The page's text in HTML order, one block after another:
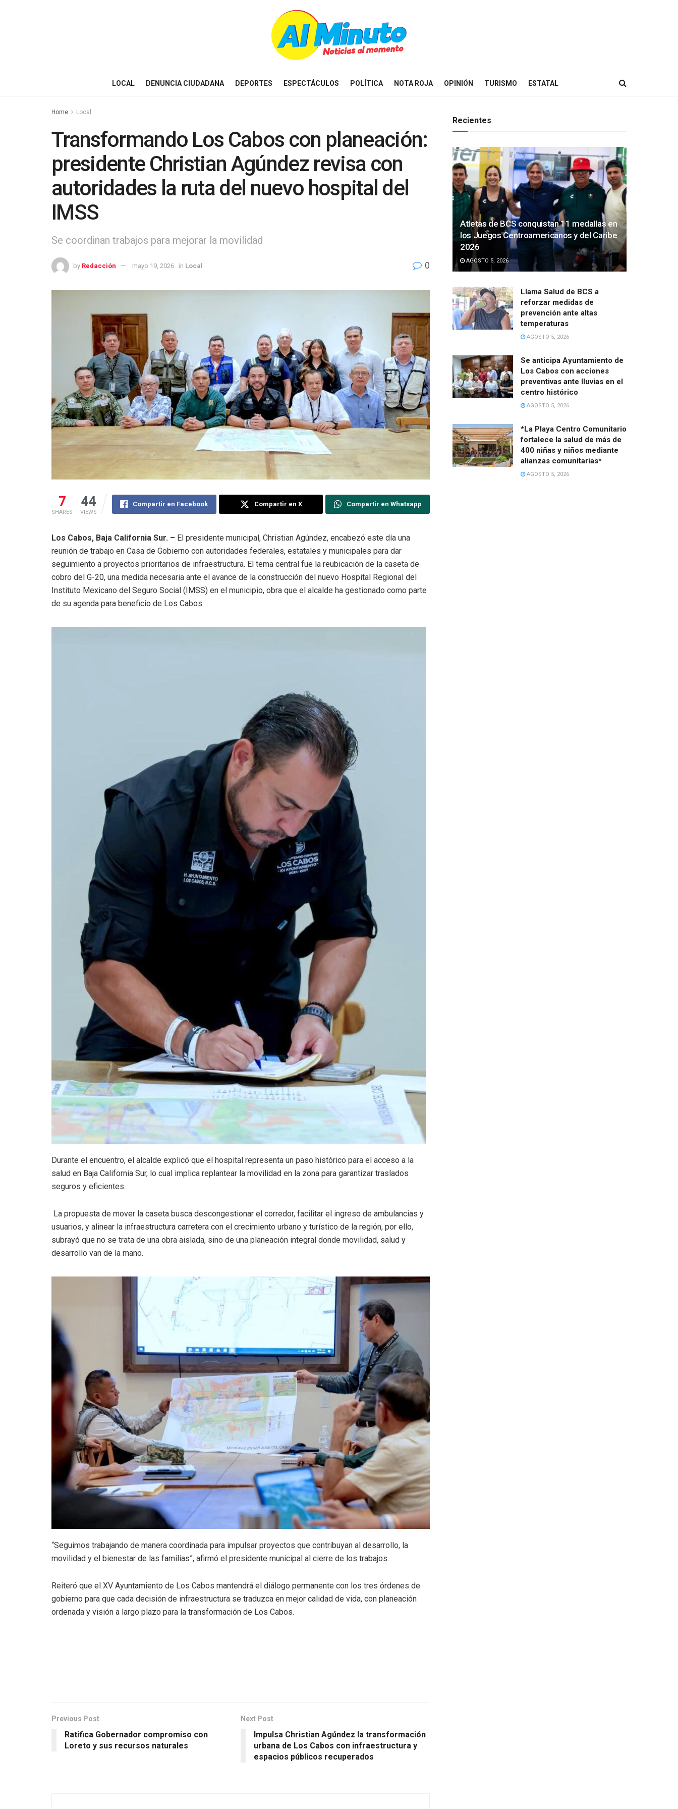
LOCAL DENUNCIA CIUDADANA DEPORTES ESPECTÁCULOS POLÍTICA NOTA ROJA OPINIÓN TURISMO ESTATAL
Home Local
Transformando Los Cabos con planeación:
presidente Christian Agúndez revisa con
autoridades la ruta del nuevo hospital del
IMSS
Se coordinan trabajos para mejorar la movilidad
by Redacción mayo 19, 2026 in Local 0
7
SHARES
44
VIEWS
Compartir en Facebook Compartir en X Compartir en Whatsapp
Los Cabos, Baja California Sur. – El presidente municipal, Christian Agúndez, encabezó este día una
reunión de trabajo en Casa de Gobierno con autoridades federales, estatales y municipales para dar
seguimiento a proyectos prioritarios de infraestructura. El tema central fue la reubicación de la caseta de
cobro del G-20, una medida necesaria ante el avance de la construcción del nuevo Hospital Regional del
Instituto Mexicano del Seguro Social (IMSS) en el municipio, obra que el alcalde ha gestionado como parte
de su agenda para beneficio de Los Cabos.
Durante el encuentro, el alcalde explicó que el hospital representa un paso histórico para el acceso a la
salud en Baja California Sur, lo cual implica replantear la movilidad en la zona para garantizar traslados
seguros y eficientes.
La propuesta de mover la caseta busca descongestionar el corredor, facilitar el ingreso de ambulancias y
usuarios, y alinear la infraestructura carretera con el crecimiento urbano y turístico de la región, por ello,
subrayó que no se trata de una obra aislada, sino de una planeación integral donde movilidad, salud y
desarrollo van de la mano.
“Seguimos trabajando de manera coordinada para impulsar proyectos que contribuyan al desarrollo, la
movilidad y el bienestar de las familias”, afirmó el presidente municipal al cierre de los trabajos.
Reiteró que el XV Ayuntamiento de Los Cabos mantendrá el diálogo permanente con los tres órdenes de
gobierno para que cada decisión de infraestructura se traduzca en mejor calidad de vida, con planeación
ordenada y visión a largo plazo para la transformación de Los Cabos.
Previous Post
Ratifica Gobernador compromiso con
Loreto y sus recursos naturales
Next Post
Impulsa Christian Agúndez la transformación
urbana de Los Cabos con infraestructura y
espacios públicos recuperados
Recientes
Atletas de BCS conquistan 11 medallas en
los Juegos Centroamericanos y del Caribe
2026
AGOSTO 5, 2026
Llama Salud de BCS a
reforzar medidas de
prevención ante altas
temperaturas
AGOSTO 5, 2026
Se anticipa Ayuntamiento de
Los Cabos con acciones
preventivas ante lluvias en el
centro histórico
AGOSTO 5, 2026
*La Playa Centro Comunitario
fortalece la salud de más de
400 niñas y niños mediante
alianzas comunitarias*
AGOSTO 5, 2026